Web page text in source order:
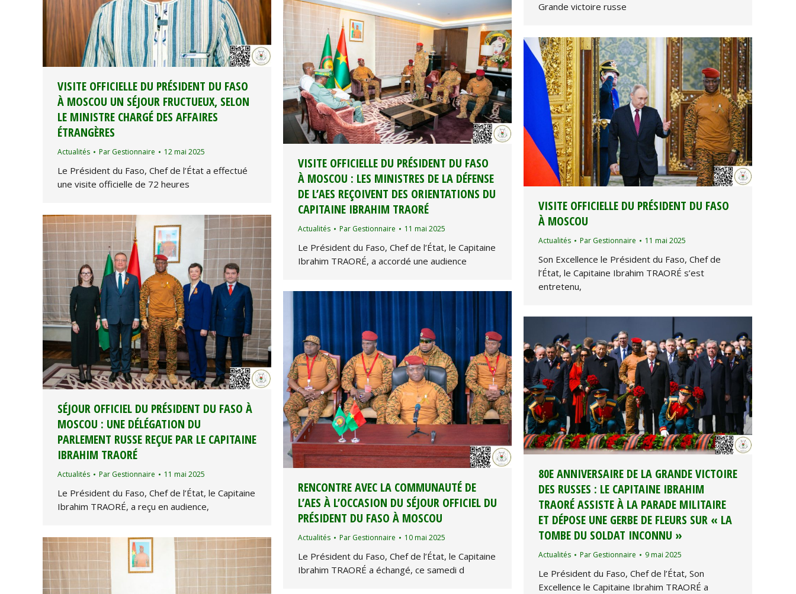
Grande victoire russe
VISITE OFFICIELLE DU PRÉSIDENT DU FASO
À MOSCOU UN SÉJOUR FRUCTUEUX, SELON
LE MINISTRE CHARGÉ DES AFFAIRES
ÉTRANGÈRES
Actualités Par Gestionnaire 12 mai 2025
Le Président du Faso, Chef de l’État a effectué
une visite officielle de 72 heures
VISITE OFFICIELLE DU PRÉSIDENT DU FASO
À MOSCOU : LES MINISTRES DE LA DÉFENSE
DE L’AES REÇOIVENT DES ORIENTATIONS DU
CAPITAINE IBRAHIM TRAORÉ
Actualités Par Gestionnaire 11 mai 2025
Le Président du Faso, Chef de l’État, le Capitaine
Ibrahim TRAORÉ, a accordé une audience
VISITE OFFICIELLE DU PRÉSIDENT DU FASO
À MOSCOU
Actualités Par Gestionnaire 11 mai 2025
Son Excellence le Président du Faso, Chef de
l’État, le Capitaine Ibrahim TRAORÉ s’est
entretenu,
SÉJOUR OFFICIEL DU PRÉSIDENT DU FASO À
MOSCOU : UNE DÉLÉGATION DU
PARLEMENT RUSSE REÇUE PAR LE CAPITAINE
IBRAHIM TRAORÉ
Actualités Par Gestionnaire 11 mai 2025
Le Président du Faso, Chef de l’État, le Capitaine
Ibrahim TRAORÉ, a reçu en audience,
RENCONTRE AVEC LA COMMUNAUTÉ DE
L’AES À L’OCCASION DU SÉJOUR OFFICIEL DU
PRÉSIDENT DU FASO À MOSCOU
Actualités Par Gestionnaire 10 mai 2025
Le Président du Faso, Chef de l’État, le Capitaine
Ibrahim TRAORÉ a échangé, ce samedi d
80E ANNIVERSAIRE DE LA GRANDE VICTOIRE
DES RUSSES : LE CAPITAINE IBRAHIM
TRAORÉ ASSISTE À LA PARADE MILITAIRE
ET DÉPOSE UNE GERBE DE FLEURS SUR « LA
TOMBE DU SOLDAT INCONNU »
Actualités Par Gestionnaire 9 mai 2025
Le Président du Faso, Chef de l’État, Son
Excellence le Capitaine Ibrahim TRAORÉ a